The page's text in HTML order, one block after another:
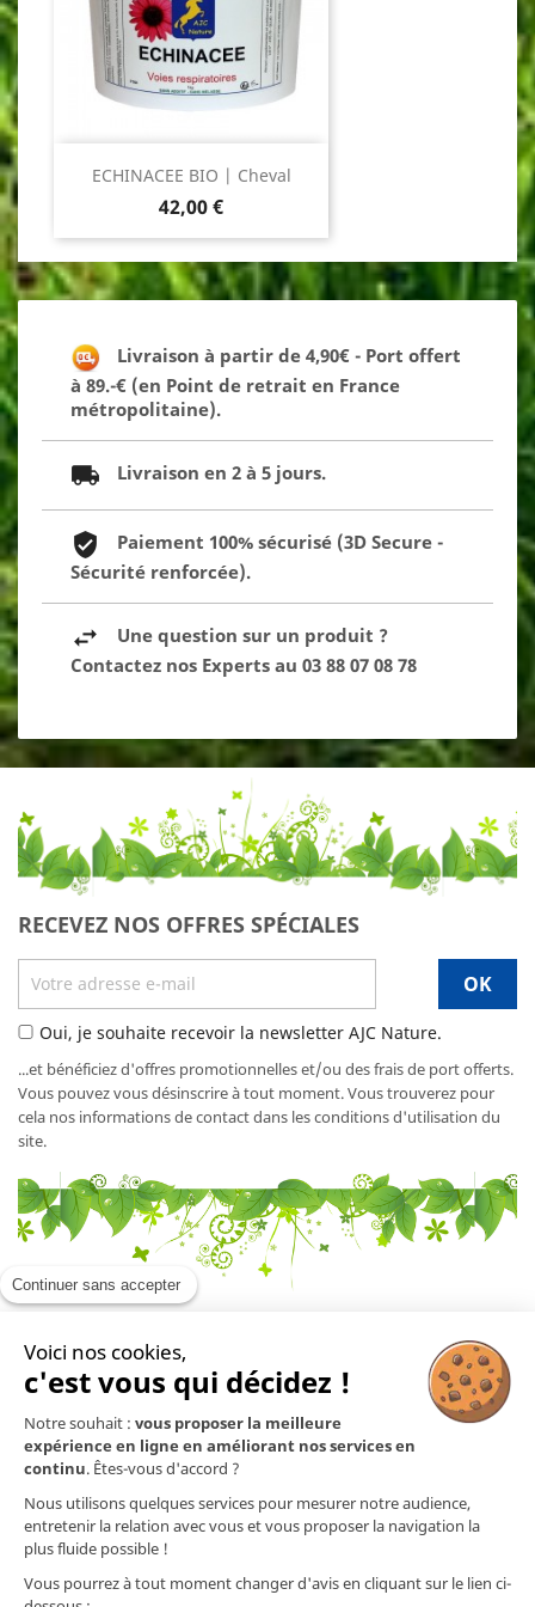
Continuer sans accepter
Voici nos cookies,
c'est vous qui décidez !
Notre souhait : vous proposer la meilleure
expérience en ligne en améliorant nos services en
continu. Êtes-vous d'accord ?
Nous utilisons quelques services pour mesurer notre audience,
entretenir la relation avec vous et vous proposer la navigation la
plus fluide possible !
Vous pourrez à tout moment changer d'avis en cliquant sur le lien ci-
ECHINACEE BIO | Cheval
Prix
42,00 €
Livraison à partir de 4,90€ - Port offert
à 89.-€ (en Point de retrait en France
métropolitaine).
Livraison en 2 à 5 jours.
Paiement 100% sécurisé (3D Secure -
Sécurité renforcée).
Une question sur un produit ?
Contactez nos Experts au 03 88 07 08 78
RECEVEZ NOS OFFRES SPÉCIALES
Oui, je souhaite recevoir la newsletter AJC Nature.
...et bénéficiez d'offres promotionnelles et/ou des frais de port offerts.
Vous pouvez vous désinscrire à tout moment. Vous trouverez pour
cela nos informations de contact dans les conditions d'utilisation du
site.
En savoir plus 
Mentions légales
Nos produits
Contact